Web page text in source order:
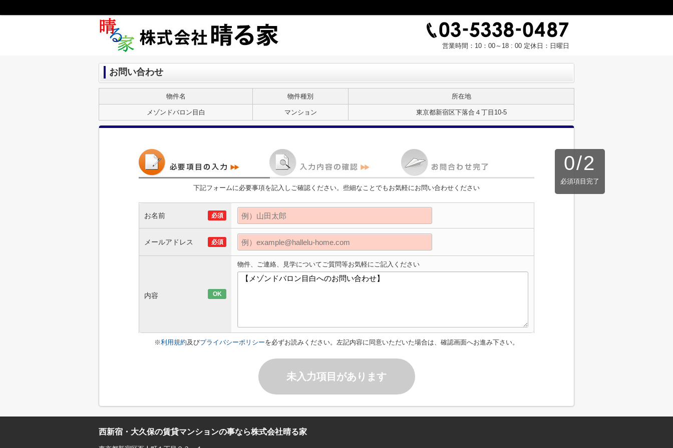
営業時間：10：00～18 : 00 定休日：日曜日
お問い合わせ
物件名 物件種別 所在地
メゾンドバロン目白 マンション 東京都新宿区下落合４丁目10-5
0/2
必須項目完了
下記フォームに必要事項を記入しご確認ください。些細なことでもお気軽にお問い合わせください
お名前 必須
メールアドレス 必須
内容 OK
物件、ご連絡、見学についてご質問等お気軽にご記入ください
※利用規約及びプライバシーポリシーを必ずお読みください。左記内容に同意いただいた場合は、確認画面へお進み下さい。
未入力項目があります
西新宿・大久保の賃貸マンションの事なら株式会社晴る家